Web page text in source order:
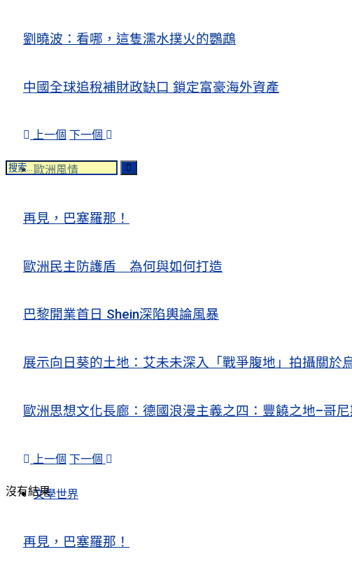
劉曉波：看哪，這隻濡水撲火的鸚鵡
中國全球追稅補財政缺口 鎖定富豪海外資產
上一個 下一個
歐洲風情
再見，巴塞羅那！
歐洲民主防護盾 為何與如何打造
巴黎開業首日 Shein深陷輿論風暴
展示向日葵的土地：艾未未深入「戰爭腹地」拍攝關於
歐洲思想文化長廊：德國浪漫主義之四：豐饒之地–哥
上一個 下一個
文學世界
再見，巴塞羅那！
沒有結果